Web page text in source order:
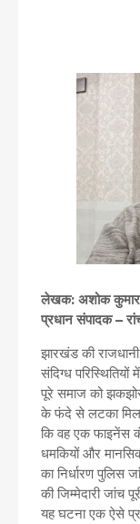
लेखक: अशोक कुमार
प्रधान संपादक –
झारखंड की
संदिग्ध
पूरे समाज को झकझोर
के फंदे से लटका
कि वह एक फाइनेंस
धमकियों और
का निर्धारण पुलिस
की जिम्मेदारी जांच
यह घटना एक ऐसे